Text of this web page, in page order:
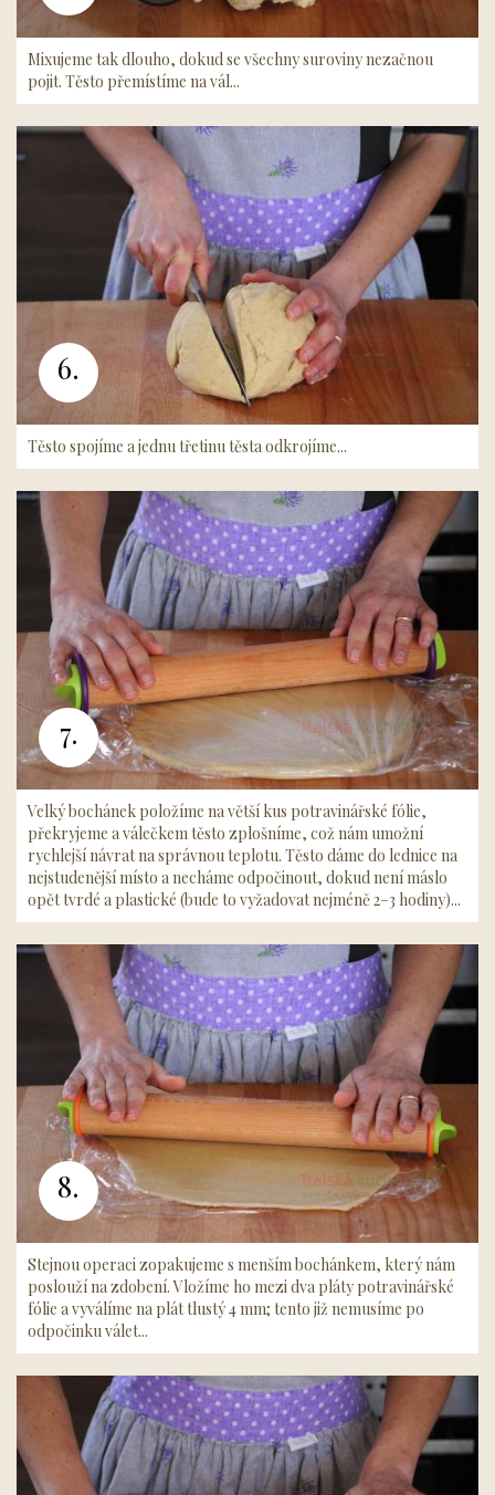
Mixujeme tak dlouho, dokud se všechny suroviny nezačnou
pojit. Těsto přemístíme na vál...
6.
Těsto spojíme a jednu třetinu těsta odkrojíme...
7.
Velký bochánek položíme na větší kus potravinářské fólie,
překryjeme a válečkem těsto zplošníme, což nám umožní
rychlejší návrat na správnou teplotu. Těsto dáme do lednice na
nejstudenější místo a necháme odpočinout, dokud není máslo
opět tvrdé a plastické (bude to vyžadovat nejméně 2–3 hodiny)...
8.
Stejnou operaci zopakujeme s menším bochánkem, který nám
poslouží na zdobení. Vložíme ho mezi dva pláty potravinářské
fólie a vyválíme na plát tlustý 4 mm; tento již nemusíme po
odpočinku válet...